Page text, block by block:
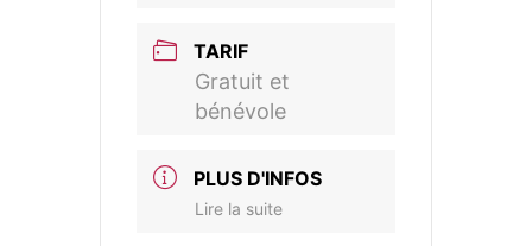
TARIF
Gratuit et
bénévole
PLUS D'INFOS
Lire la suite